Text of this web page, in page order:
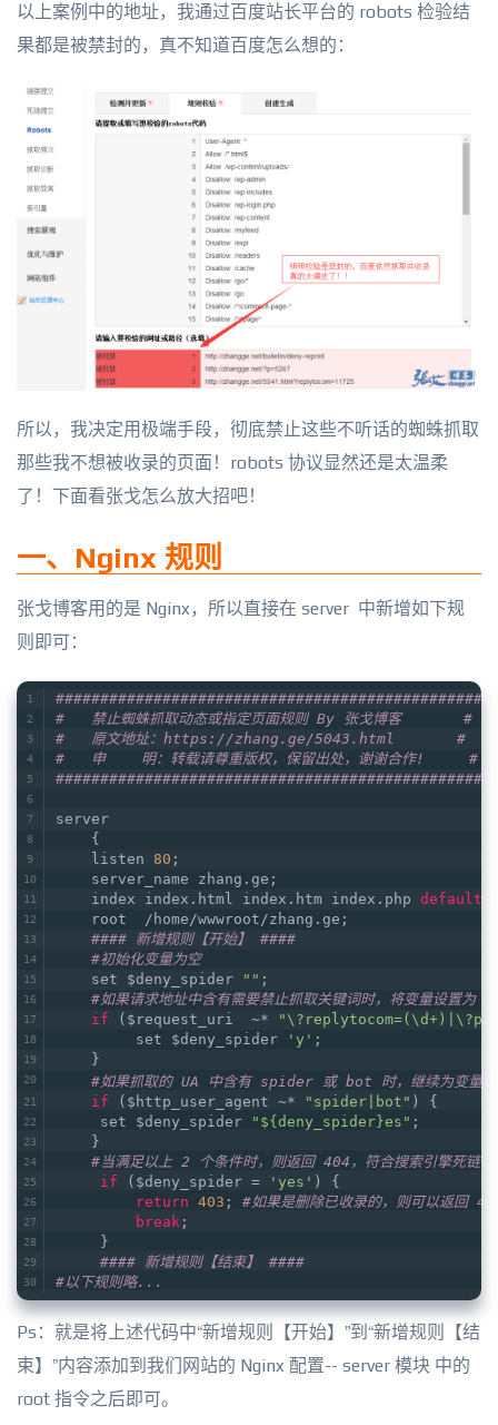
以上案例中的地址，我通过百度站长平台的 robots 检验结
果都是被禁封的，真不知道百度怎么想的：
所以，我决定用极端手段，彻底禁止这些不听话的蜘蛛抓取
那些我不想被收录的页面！robots 协议显然还是太温柔
了！下面看张戈怎么放大招吧！
一、Nginx 规则
张戈博客用的是 Nginx，所以直接在 server 中新增如下规
则即可：
################################################
#   禁止蜘蛛抓取动态或指定页面规则 By 张戈博客       #
#   原文地址：https://zhang.ge/5043.html       #
#   申    明：转载请尊重版权，保留出处，谢谢合作!     #
################################################
server
    {
    listen
80 ;
    server_name zhang.ge;
    index index.html index.htm index.php
default
    root  /home/wwwroot/zhang.ge;
#### 新增规则【开始】 ####
#初始化变量为空
    set $deny_spider
"" ;
#如果请求地址中含有需要禁止抓取关键词时，将变量设置为 y
if ($request_uri  ~*
         set $deny_spider
'y' ;
    }
#如果抓取的 UA 中含有 spider 或 bot 时，继续为变量赋
if ($http_user_agent ~* "spider|bot" ) {
     set $deny_spider
"${deny_spider}es" ;
    }
#当满足以上 2 个条件时，则返回 404，符合搜索引擎死链标
if ($deny_spider = 'yes' ) {
return 403 ; #如果是删除已收录的，则可以返回
break ;
     }
#### 新增规则【结束】 ####
#以下规则略...
Ps：就是将上述代码中“新增规则【开始】”到“新增规则【结
束】”内容添加到我们网站的 Nginx 配置-- server 模块 中的
root 指令之后即可。